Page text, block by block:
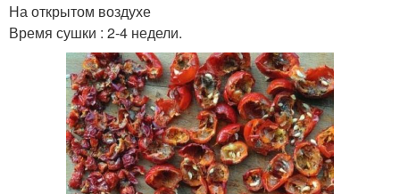
На открытом воздухе
Время сушки : 2-4 недели.